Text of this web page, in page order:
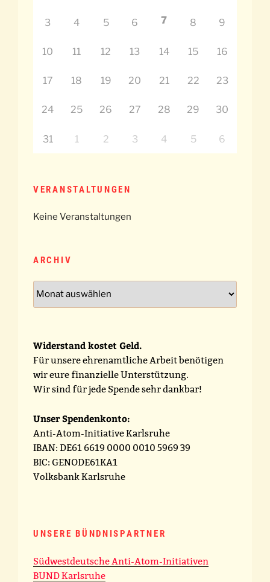
3 4 5 6 7 8 9
10 11 12 13 14 15 16
17 18 19 20 21 22 23
24 25 26 27 28 29 30
31 1 2 3 4 5 6
VERANSTALTUNGEN
Keine Veranstaltungen
ARCHIV
Archiv
Widerstand kostet Geld.
Für unsere ehrenamtliche Arbeit benötigen
wir eure finanzielle Unterstützung.
Wir sind für jede Spende sehr dankbar!
Unser Spendenkonto:
Anti-Atom-Initiative Karlsruhe
IBAN: DE61 6619 0000 0010 5969 39
BIC: GENODE61KA1
Volksbank Karlsruhe
UNSERE BÜNDNISPARTNER
Südwestdeutsche Anti-Atom-Initiativen
BUND Karlsruhe